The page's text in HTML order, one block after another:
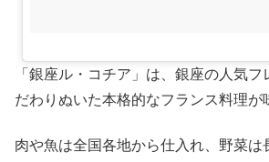
「銀座ル・コチア」は、銀座の人気フ
だわりぬいた本格的なフランス料理が
肉や魚は全国各地から仕入れ、野菜は